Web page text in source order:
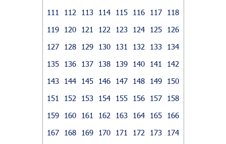
111
112 113 114 115 116 117
118
119
120 121 122 123 124 125
126
127
128 129 130 131 132 133
134
135
136 137 138 139 140 141
142
143
144 145 146 147 148 149
150
151
152 153 154 155 156 157
158
159
160 161 162 163 164 165
166
167
168 169 170 171 172 173
174